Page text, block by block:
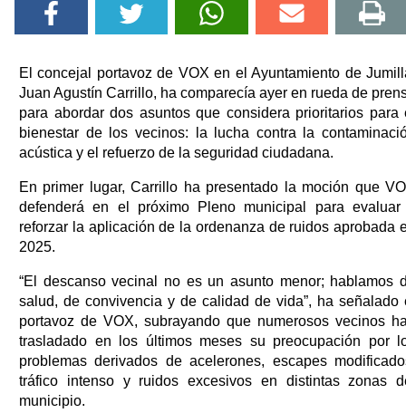
El concejal portavoz de VOX en el Ayuntamiento de
Juan Agustín Carrillo, ha comparecía ayer en rueda de
para abordar dos asuntos que considera prioritarios para
bienestar de los vecinos: la lucha contra la
acústica y el refuerzo de la seguridad ciudadana.
En primer lugar, Carrillo ha presentado la moción que
defenderá en el próximo Pleno municipal para evaluar
reforzar la aplicación de la ordenanza de ruidos aprobada
2025.
“El descanso vecinal no es un asunto menor; hablamos
salud, de convivencia y de calidad de vida”, ha señalado
portavoz de VOX, subrayando que numerosos vecinos
trasladado en los últimos meses su preocupación por
problemas derivados de acelerones, escapes
tráfico intenso y ruidos excesivos en distintas zonas
municipio.